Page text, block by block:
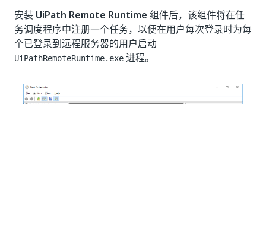
安装 UiPath Remote Runtime 组件后，该组件将在任
务调度程序中注册一个任务，以便在用户每次登录时为每
个已登录到远程服务器的用户启动
UiPathRemoteRuntime.exe 进程。